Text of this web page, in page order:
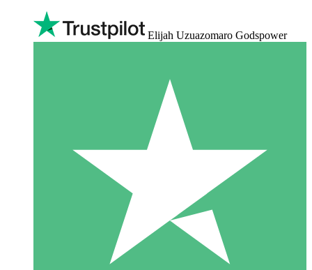
Elijah Uzuazomaro Godspower